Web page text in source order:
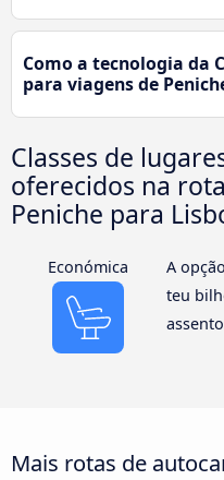
Como a tecnologia da
para viagens de
Classes de
oferecidos na
Peniche para
Económica
A
teu
Mais rotas de